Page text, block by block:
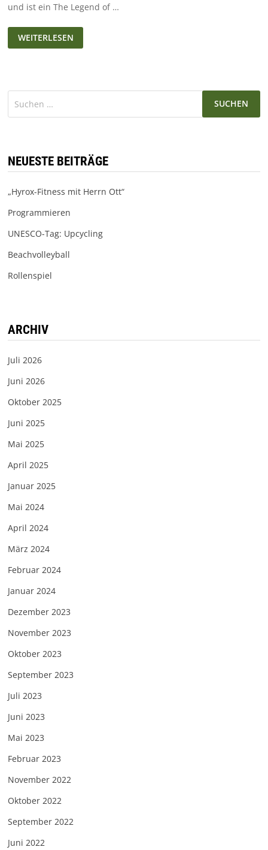
und ist ein The Legend of …
HYRULE
WARRIORS:
ZEIT
WEITERLESEN
NEUESTE BEITRÄGE
„Hyrox-Fitness mit Herrn Ott“
Programmieren
UNESCO-Tag: Upcycling
Beachvolleyball
Rollenspiel
ARCHIV
Juli 2026
Juni 2026
Oktober 2025
Juni 2025
Mai 2025
April 2025
Januar 2025
Mai 2024
April 2024
März 2024
Februar 2024
Januar 2024
Dezember 2023
November 2023
Oktober 2023
September 2023
Juli 2023
Juni 2023
Mai 2023
Februar 2023
November 2022
Oktober 2022
September 2022
Juni 2022